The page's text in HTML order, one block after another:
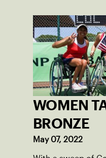
WOMEN
BRONZE
May 07, 2022